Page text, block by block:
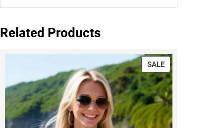
Related Products
SALEPRODUCT
ON
SALE